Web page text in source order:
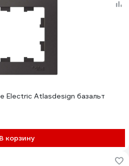
Electric Atlasdesign базальт
В корзину